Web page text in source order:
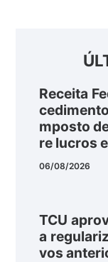
Receita
mposto
re lucros
06/08/2026
TCU
a
vos